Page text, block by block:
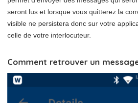
seront lus et lorsque vous quitterez la
visible ne persistera donc sur votre
celle de votre interlocuteur.
Comment retrouver un